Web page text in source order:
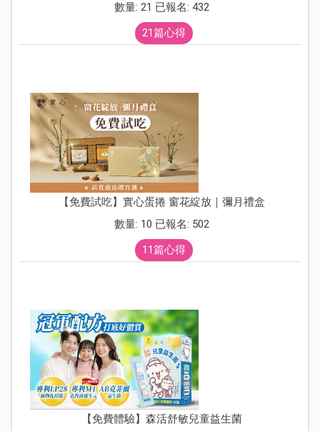
數量: 21 已報名: 432
21篇心得
【免費試吃】實心蛋捲 窗花綻放｜彌月禮盒
數量: 10 已報名: 502
11篇心得
【免費體驗】森活舒敏兒童益生菌